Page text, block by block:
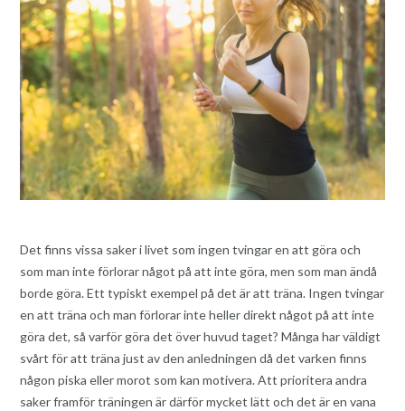
Det finns vissa saker i livet som ingen tvingar en att göra och
som man inte förlorar något på att inte göra, men som man ändå
borde göra. Ett typiskt exempel på det är att träna. Ingen tvingar
en att träna och man förlorar inte heller direkt något på att inte
göra det, så varför göra det över huvud taget? Många har väldigt
svårt för att träna just av den anledningen då det varken finns
någon piska eller morot som kan motivera. Att prioritera andra
saker framför träningen är därför mycket lätt och det är en vana